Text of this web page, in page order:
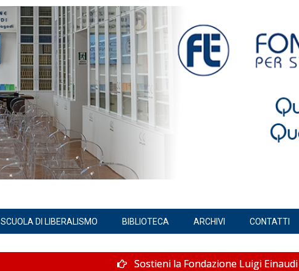
SCUOLA DI LIBERALISMO BIBLIOTECA ARCHIVI CONTATTI
Sostieni la Fondazione Luigi Einaudi